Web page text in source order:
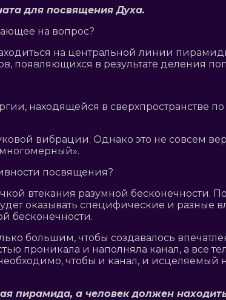
для посвящения Духа.
на вопрос?
на центральной линии
появляющихся в результате деления
находящейся в сверхпространстве
вибрации. Однако это не совсем
посвящения?
втекания разумной бесконечности.
оказывать специфические и разные
бесконечности.
большим, чтобы создавалось
проникала и наполняла канал, а все
чтобы и канал, и исцеляемый
пирамида, а человек должен